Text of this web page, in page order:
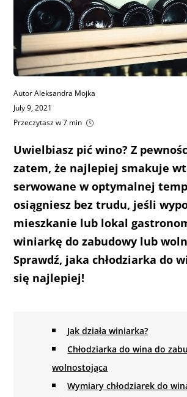
Uwielbiasz pić wino? Z
zatem, że najlepiej smakuje
serwowane w optymalnej
osiągniesz bez trudu, jeśli
mieszkanie lub lokal
winiarkę do zabudowy lub
Sprawdź, jaka chłodziarka do
się najlepiej!
Autor Aleksandra Mojka
July 9, 2021
Przeczytasz w 7 min
Jak działa winiarka?
Chłodziarka do wina do
wolnostojąca
Wymiary chłodziarek do